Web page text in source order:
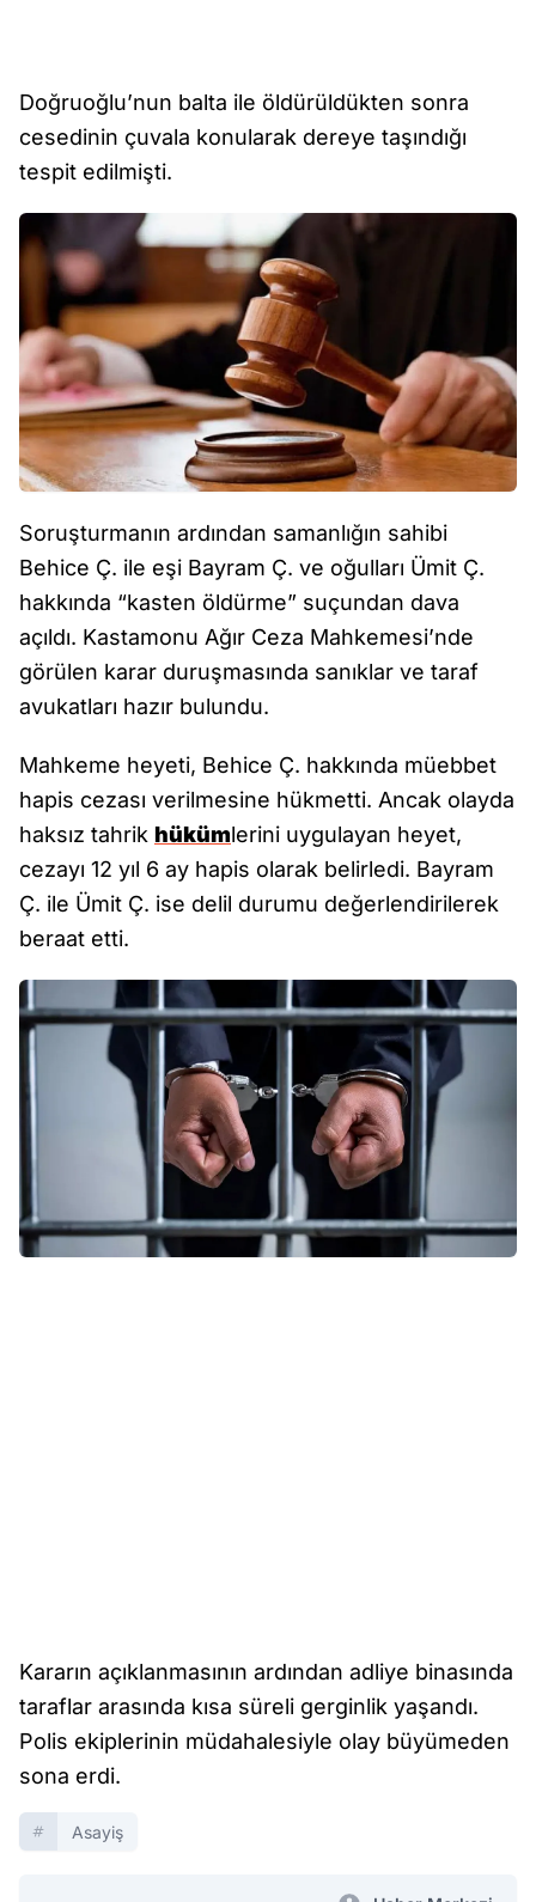
Doğruoğlu’nun balta ile öldürüldükten sonra
cesedinin çuvala konularak dereye taşındığı
tespit edilmişti.
Soruşturmanın ardından samanlığın sahibi
Behice Ç. ile eşi Bayram Ç. ve oğulları Ümit Ç.
hakkında “kasten öldürme” suçundan dava
açıldı. Kastamonu Ağır Ceza Mahkemesi’nde
görülen karar duruşmasında sanıklar ve taraf
avukatları hazır bulundu.
Mahkeme heyeti, Behice Ç. hakkında müebbet
hapis cezası verilmesine hükmetti. Ancak olayda
haksız tahrik hükümlerini uygulayan heyet,
cezayı 12 yıl 6 ay hapis olarak belirledi. Bayram
Ç. ile Ümit Ç. ise delil durumu değerlendirilerek
beraat etti.
Kararın açıklanmasının ardından adliye binasında
taraflar arasında kısa süreli gerginlik yaşandı.
Polis ekiplerinin müdahalesiyle olay büyümeden
sona erdi.
Asayiş